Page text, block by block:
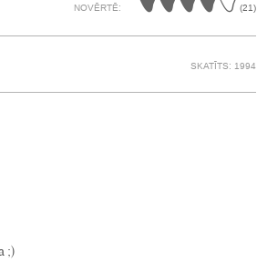
NOVĒRTĒ: (21)
SKATĪTS: 1994
;)